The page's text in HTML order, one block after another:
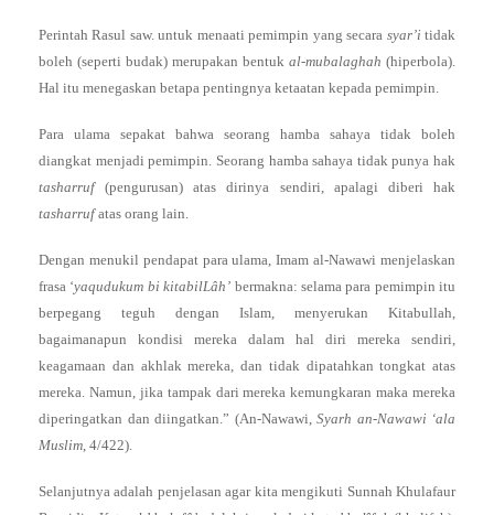
Perintah Rasul saw. untuk menaati pemimpin yang secara syar’i tidak
boleh (seperti budak) merupakan bentuk al-mubalaghah (hiperbola).
Hal itu menegaskan betapa pentingnya ketaatan kepada pemimpin.
Para ulama sepakat bahwa seorang hamba sahaya tidak boleh
diangkat menjadi pemimpin. Seorang hamba sahaya tidak punya hak
tasharruf(pengurusan) atas dirinya sendiri, apalagi diberi hak
tasharrufatas orang lain.
Dengan menukil pendapat para ulama, Imam al-Nawawi menjelaskan
frasa ‘yaqudukum bi kitabilLâh’ bermakna: selama para pemimpin itu
berpegang teguh dengan Islam, menyerukan Kitabullah,
bagaimanapun kondisi mereka dalam hal diri mereka sendiri,
keagamaan dan akhlak mereka, dan tidak dipatahkan tongkat atas
mereka. Namun, jika tampak dari mereka kemungkaran maka mereka
diperingatkan dan diingatkan.” (An-Nawawi, Syarh an-Nawawi ‘ala
Muslim, 4/422).
Selanjutnya adalah penjelasan agar kita mengikuti Sunnah Khulafaur